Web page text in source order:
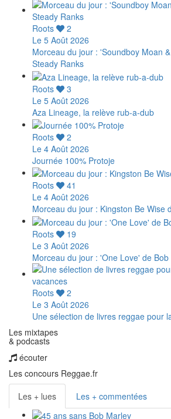
Roots
2
Le 5 Août 2026
Morceau du jour : 'Soundboy Moan
Steady Ranks
Roots
3
Le 5 Août 2026
Aza Lineage, la relève rub-a-dub
Roots
2
Le 4 Août 2026
Journée 100% Protoje
Roots
41
Le 4 Août 2026
Morceau du jour : Kingston Be Wise
Roots
19
Le 3 Août 2026
Morceau du jour : 'One Love' de
Roots
2
Le 3 Août 2026
Une sélection de livres reggae pour
Les mixtapes
& podcasts
écouter
Les concours Reggae.fr
Les + lues
Les + commentées